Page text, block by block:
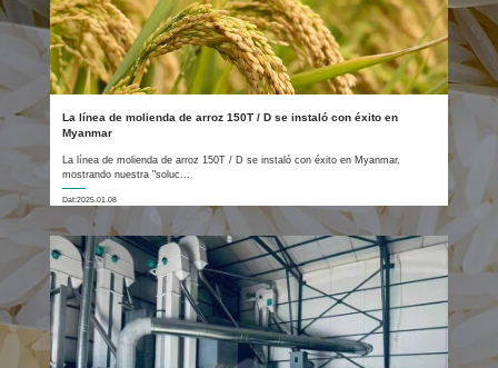
La línea de molienda de arroz 150T / D se instaló con éxito en
Myanmar
La línea de molienda de arroz 150T / D se instaló con éxito en Myanmar,
mostrando nuestra "soluc...
Dat:2025.01.08